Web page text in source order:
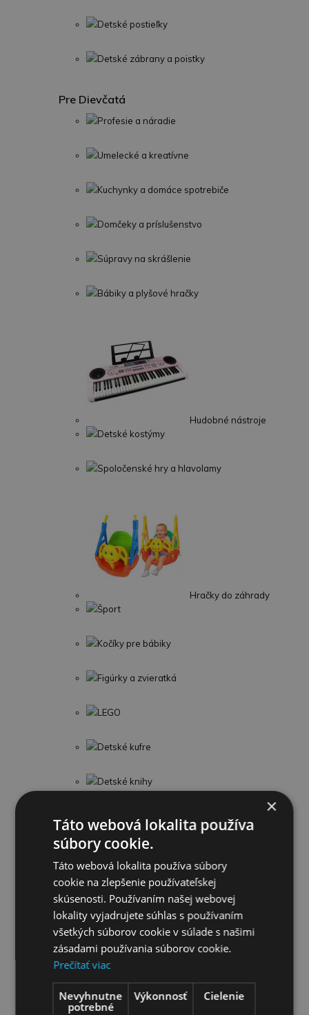
Detské postieľky
Detské zábrany a poistky
Pre Dievčatá
Profesie a náradie
Umelecké a kreatívne
Kuchynky a domáce spotrebiče
Domčeky a príslušenstvo
Súpravy na skrášlenie
Bábiky a plyšové hračky
Hudobné nástroje
Detské kostýmy
Spoločenské hry a hlavolamy
Hračky do záhrady
Šport
Kočíky pre bábiky
Figúrky a zvieratká
LEGO
Detské kufre
Detské knihy
Omaľovánky
Interaktívne zvieratká
Guľočkové dráhy
Stavebnice
×
Táto webová lokalita používa
súbory cookie.
Táto webová lokalita používa súbory
cookie na zlepšenie používateľskej
skúsenosti. Používaním našej webovej
lokality vyjadrujete súhlas s používaním
všetkých súborov cookie v súlade s našimi
zásadami používania súborov cookie.
Prečítať viac
Nevyhnutne
potrebné
Výkonnosť Cielenie